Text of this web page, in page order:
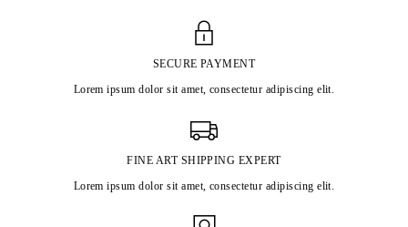
SECURE PAYMENT
Lorem ipsum dolor sit amet, consectetur adipiscing elit.
FINE ART SHIPPING EXPERT
Lorem ipsum dolor sit amet, consectetur adipiscing elit.